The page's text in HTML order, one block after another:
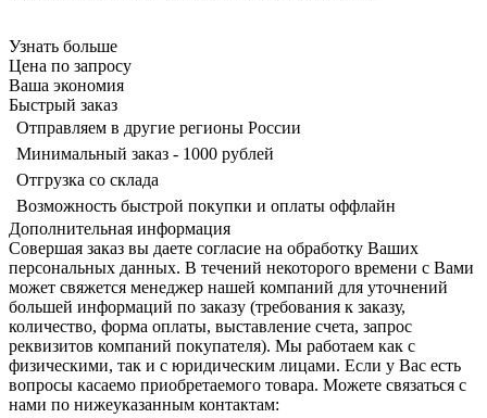
Узнать больше
Цена по запросу
Ваша экономия
Быстрый заказ
Отправляем в другие регионы России
Минимальный заказ - 1000 рублей
Отгрузка со склада
Возможность быстрой покупки и оплаты оффлайн
Дополнительная информация
Совершая заказ вы даете согласие на обработку Ваших
персональных данных. В течений некоторого времени с Вами
может свяжется менеджер нашей компаний для уточнений
большей информаций по заказу (требования к заказу,
количество, форма оплаты, выставление счета, запрос
реквизитов компаний покупателя). Мы работаем как с
физическими, так и с юридическим лицами. Если у Вас есть
вопросы касаемо приобретаемого товара. Можете связаться с
нами по нижеуказанным контактам: